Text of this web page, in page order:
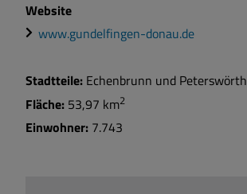
Stadtteile: Echenbrunn und Peterswörth
Fläche: 53,97 km2
Einwohner: 7.743
Website
www.gundelfingen-donau.de